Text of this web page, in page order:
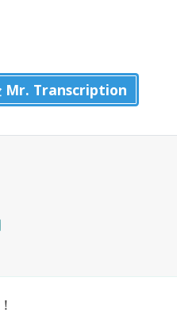
Mr. Transcription